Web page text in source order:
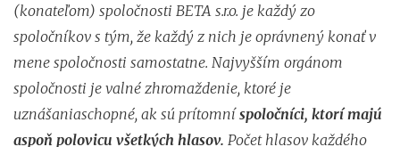
(konateľom) spoločnosti BETA s.r.o. je každý zo
spoločníkov s tým, že každý z nich je oprávnený konať v
mene spoločnosti samostatne. Najvyšším orgánom
spoločnosti je valné zhromaždenie, ktoré je
uznášaniaschopné, ak sú prítomníspoločníci, ktorí majú
aspoň polovicu všetkých hlasov. Počet hlasov každého